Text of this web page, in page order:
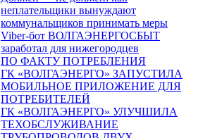
неплательщики вынуждают
коммунальщиков принимать меры
Viber-бот ВОЛГАЭНЕРГОСБЫТ
заработал для нижегородцев
ПО ФАКТУ ПОТРЕБЛЕНИЯ
ГК «ВОЛГАЭНЕРГО» ЗАПУСТИЛА
МОБИЛЬНОЕ ПРИЛОЖЕНИЕ ДЛЯ
ПОТРЕБИТЕЛЕЙ
ГК «ВОЛГАЭНЕРГО» УЛУЧШИЛА
ТЕХОБСЛУЖИВАНИЕ